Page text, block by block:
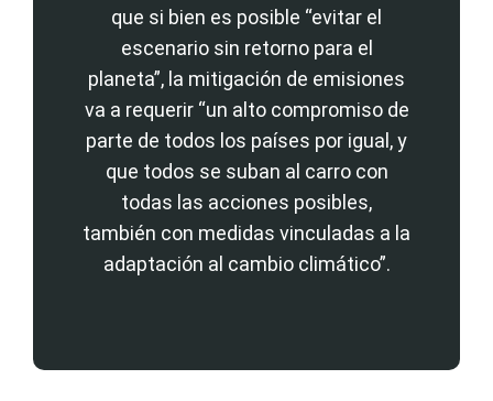
que si bien es posible “evitar el
escenario sin retorno para el
planeta”, la mitigación de emisiones
va a requerir “un alto compromiso de
parte de todos los países por igual, y
que todos se suban al carro con
todas las acciones posibles,
también con medidas vinculadas a la
adaptación al cambio climático”.